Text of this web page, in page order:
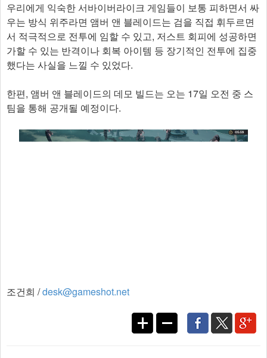
우리에게 익숙한 서바이버라이크 게임들이 보통 피하면서 싸
우는 방식 위주라면 앰버 앤 블레이드는 검을 직접 휘두르면
서 적극적으로 전투에 임할 수 있고, 저스트 회피에 성공하면
가할 수 있는 반격이나 회복 아이템 등 장기적인 전투에 집중
했다는 사실을 느낄 수 있었다.
한편, 앰버 앤 블레이드의 데모 빌드는 오는 17일 오전 중 스
팀을 통해 공개될 예정이다.​
조건희 /desk@gameshot.net